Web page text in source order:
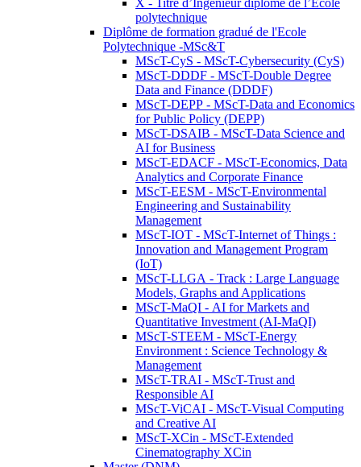
X - Titre d’Ingénieur diplômé de l’École
polytechnique
Diplôme de formation gradué de l'Ecole
Polytechnique -MSc&T
MScT-CyS - MScT-Cybersecurity (CyS)
MScT-DDDF - MScT-Double Degree
Data and Finance (DDDF)
MScT-DEPP - MScT-Data and Economics
for Public Policy (DEPP)
MScT-DSAIB - MScT-Data Science and
AI for Business
MScT-EDACF - MScT-Economics, Data
Analytics and Corporate Finance
MScT-EESM - MScT-Environmental
Engineering and Sustainability
Management
MScT-IOT - MScT-Internet of Things :
Innovation and Management Program
(IoT)
MScT-LLGA - Track : Large Language
Models, Graphs and Applications
MScT-MaQI - AI for Markets and
Quantitative Investment (AI-MaQI)
MScT-STEEM - MScT-Energy
Environment : Science Technology &
Management
MScT-TRAI - MScT-Trust and
Responsible AI
MScT-ViCAI - MScT-Visual Computing
and Creative AI
MScT-XCin - MScT-Extended
Cinematography XCin